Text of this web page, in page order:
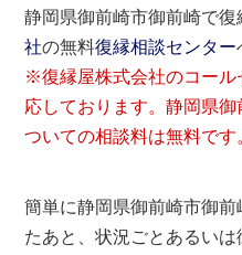
静岡県御前崎市御前崎で
社の無料復縁相談センター
※復縁屋株式会社のコール
応しております。静岡県
ついての相談料は無料です
簡単に静岡県御前崎市御
たあと、状況ごとあるい